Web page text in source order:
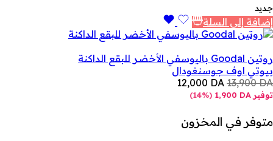
جديد
إضافة إلى السلة
روتين Goodal باليوسفي الأخضر للبقع الداكنة
بيوتي اوف جوسنغودال
13,900DA
12,000 DA
توفير 1,900 DA
(
14%
)
متوفر في المخزون